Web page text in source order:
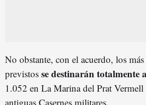
No obstante, con el acuerdo, los
previstos sedestinarán totalmente
1.052 en La Marina del Prat
antiguas Casernes militares.